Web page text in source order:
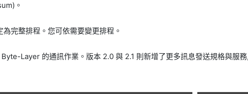
。
完整排程。您可依需要變更排程。
Layer 的通訊作業。版本 2.0 與 2.1 則新增了更多訊息發送規格與服